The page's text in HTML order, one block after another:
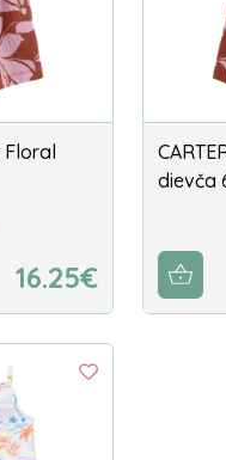
Floral
16.25€
dievča